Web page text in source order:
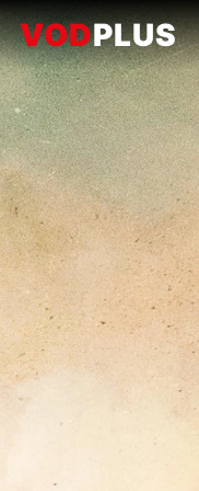
VODPLUS